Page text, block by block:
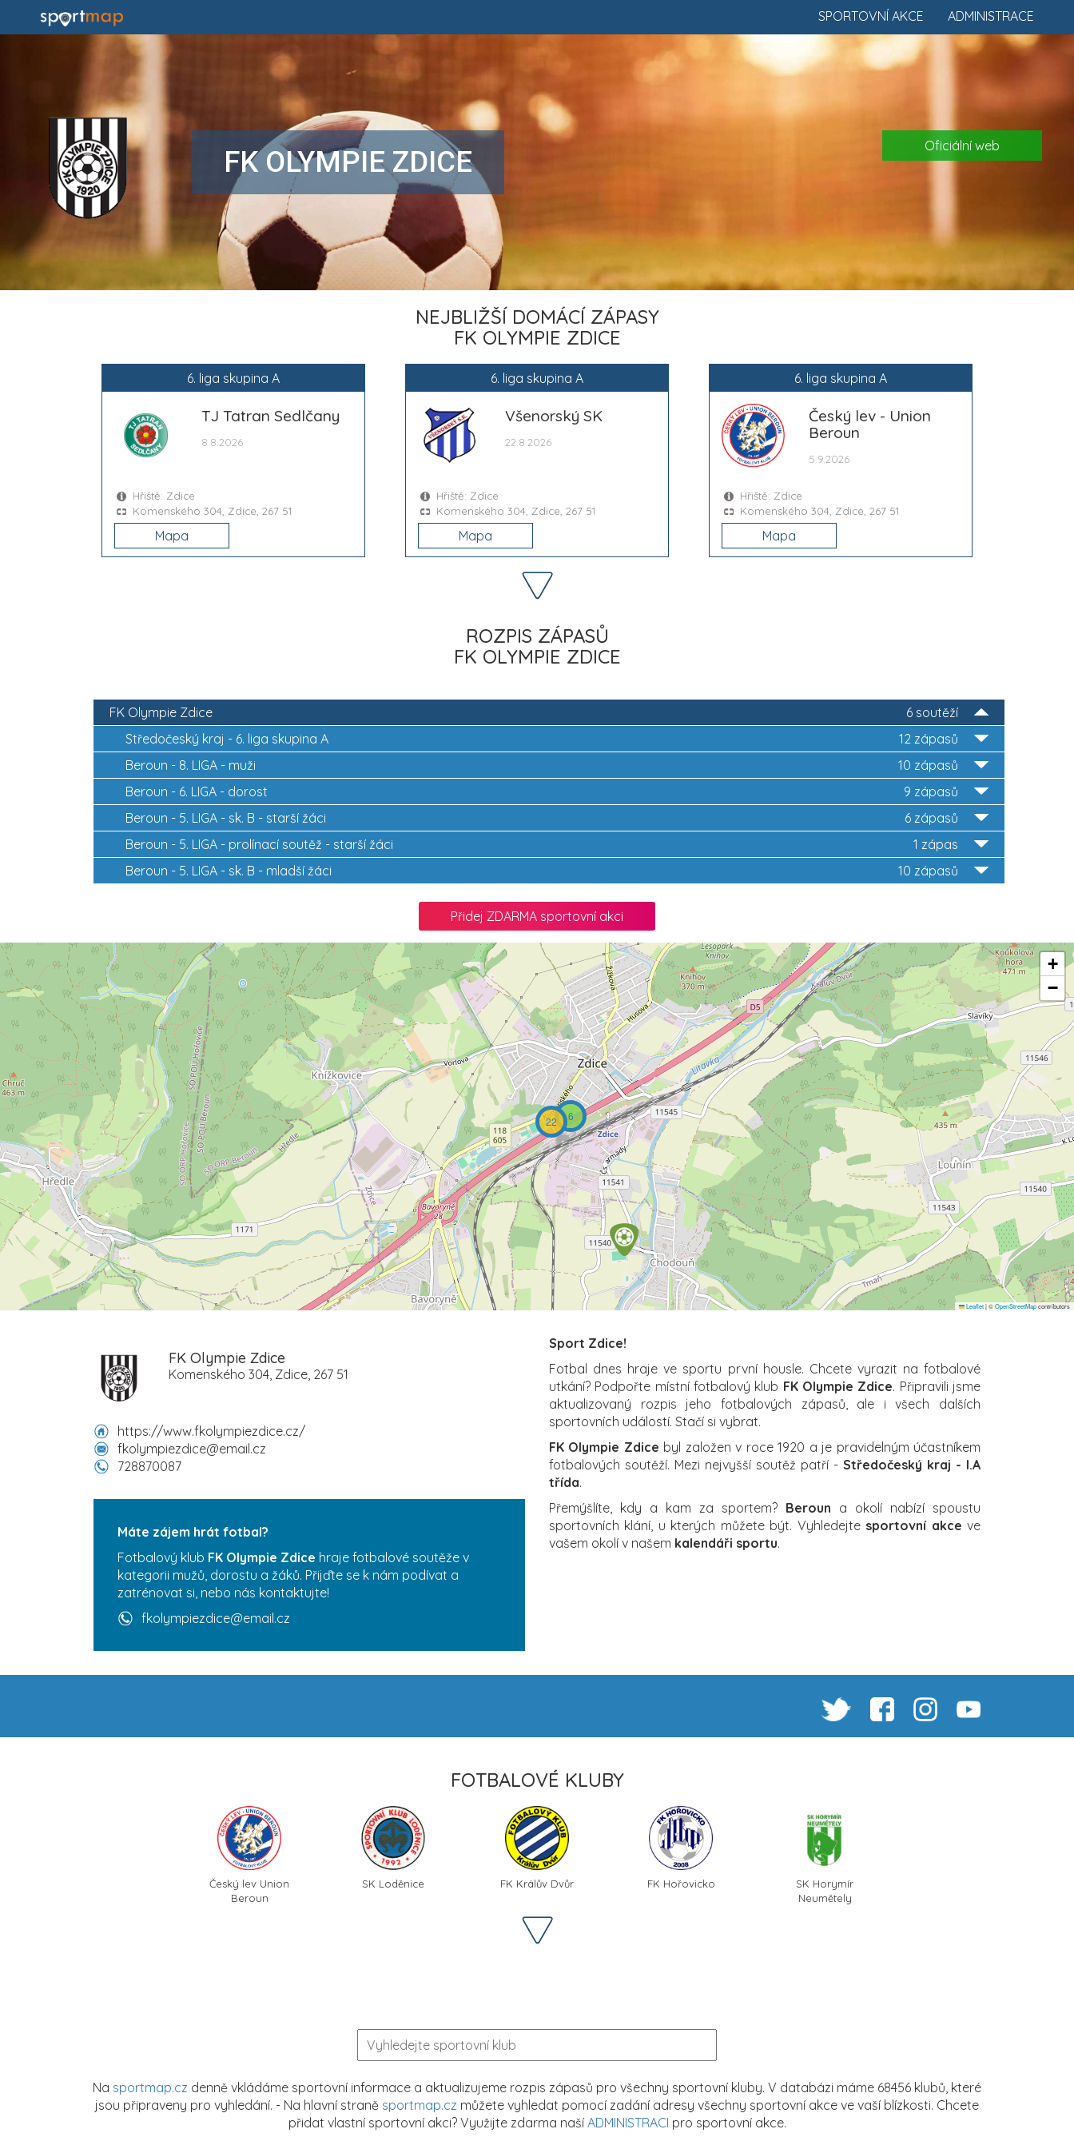
ADMINISTRACE
SPORTOVNÍ AKCE
FK OLYMPIE ZDICE Oficiální web
NEJBLIŽŠÍ DOMÁCÍ ZÁPASY
FK OLYMPIE ZDICE
6. liga skupina A
TJ Tatran Sedlčany
8.8.2026
Hřiště: Zdice
Komenského 304, Zdice, 267 51
Mapa
6. liga skupina A
Všenorský SK
22.8.2026
Hřiště: Zdice
Komenského 304, Zdice, 267 51
Mapa
6. liga skupina A
Český lev - Union
Beroun
5.9.2026
Hřiště: Zdice
Komenského 304, Zdice, 267 51
Mapa
ROZPIS ZÁPASŮ
FK OLYMPIE ZDICE
6 soutěží
FK Olympie Zdice
12 zápasů
Středočeský kraj - 6. liga skupina A
10 zápasů
Beroun - 8. LIGA - muži
9 zápasů
Beroun - 6. LIGA - dorost
6 zápasů
Beroun - 5. LIGA - sk. B - starší žáci
1 zápas
Beroun - 5. LIGA - prolínací soutěž - starší žáci
10 zápasů
Beroun - 5. LIGA - sk. B - mladší žáci
Přidej ZDARMA sportovní akci
6
22
+
−
Leaflet|©OpenStreetMapcontributors
FK Olympie Zdice
Komenského 304, Zdice, 267 51
https://www.fkolympiezdice.cz/
fkolympiezdice@email.cz
728870087
Máte zájem hrát fotbal?
Fotbalový klub FK Olympie Zdice hraje fotbalové soutěže v
kategorii mužů, dorostu a žáků. Přijďte se k nám podívat a
zatrénovat si, nebo nás kontaktujte!
fkolympiezdice@email.cz
Sport Zdice!
Fotbal dnes hraje ve sportu první housle. Chcete vyrazit na fotbalové
utkání? Podpořte místní fotbalový klub FK Olympie Zdice. Připravili jsme
aktualizovaný rozpis jeho fotbalových zápasů, ale i všech dalších
sportovních událostí. Stačí si vybrat.
FK Olympie Zdice byl založen v roce 1920 a je pravidelným účastníkem
fotbalových soutěží. Mezi nejvyšší soutěž patří - Středočeský kraj - I.A
třída.
Přemýšlíte, kdy a kam za sportem? Beroun a okolí nabízí spoustu
sportovních klání, u kterých můžete být. Vyhledejte sportovní akce ve
vašem okolí v našem kalendáři sportu.
FOTBALOVÉ KLUBY
Český lev Union
Beroun
SK Loděnice FK Králův Dvůr FK Hořovicko
SK Horymír
Neumětely
Na sportmap.cz denně vkládáme sportovní informace a aktualizujeme rozpis zápasů pro všechny sportovní kluby. V databázi máme 68456 klubů, které
jsou připraveny pro vyhledání. - Na hlavní straně sportmap.cz můžete vyhledat pomocí zadání adresy všechny sportovní akce ve vaší blízkosti. Chcete
přidat vlastní sportovní akci? Využijte zdarma naší ADMINISTRACI pro sportovní akce.